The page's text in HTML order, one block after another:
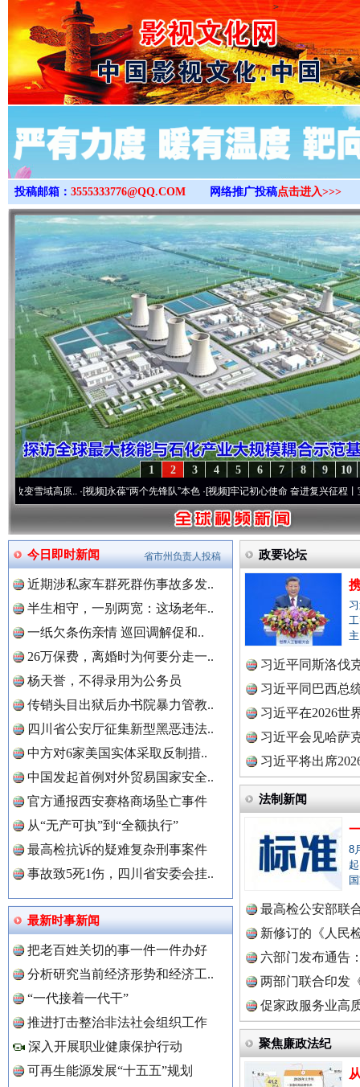
>
投稿邮箱： 3555333776@QQ.COM 网络推广投稿点击进入>>>
10
9
8
7
6
5
4
3
2
1
·[视频]永葆“两个先锋队”本色·[视频]牢记初心使命 奋进复兴征程丨宝塔山下好光
今日即时新闻
近期涉私家车群死群伤事故多发..
半生相守，一别两宽：这场老年..
一纸欠条伤亲情 巡回调解促和..
26万保费，离婚时为何要分走一..
杨天誉，不得录用为公务员
传销头目出狱后办书院暴力管教..
四川省公安厅征集新型黑恶违法..
中方对6家美国实体采取反制措..
中国发起首例对外贸易国家安全..
官方通报西安赛格商场坠亡事件
从“无产可执”到“全额执行”
最高检抗诉的疑难复杂刑事案件
事故致5死1伤，四川省安委会挂..
最新时事新闻
把老百姓关切的事一件一件办好
分析研究当前经济形势和经济工..
“一代接着一代干”
推进打击整治非法社会组织工作
深入开展职业健康保护行动
可再生能源发展“十五五”规划
省市州负责人投稿 政要论坛
习近平同斯洛伐
习近平同巴西总
习近平在2026世
理高级..
习近平会见哈萨
习近平将出席
球治理..
法制新闻
8
最高检公安部联
周岁未..
新修订的《人民
布
六部门发布通告
两部门联合印发
定》
促家政服务业高
聚焦廉政法纪